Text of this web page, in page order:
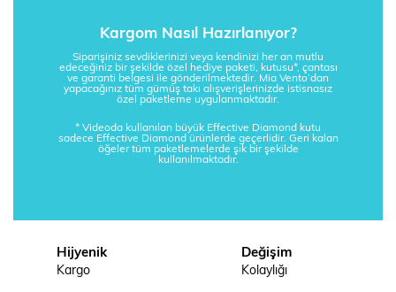
Kargom Nasıl Hazırlanıyor?
Siparişiniz sevdiklerinizi veya kendinizi her an mutlu
edeceğiniz bir şekilde özel hediye paketi, kutusu*, çantası
ve garanti belgesi ile gönderilmektedir. Mia Vento’dan
yapacağınız tüm gümüş takı alışverişlerinizde istisnasız
özel paketleme uygulanmaktadır.
* Videoda kullanılan büyük Effective Diamond kutu
sadece Effective Diamond ürünlerde geçerlidir. Geri kalan
öğeler tüm paketlemelerde şık bir şekilde
kullanılmaktadır.
Hijyenik
Kargo
Değişim
Kolaylığı